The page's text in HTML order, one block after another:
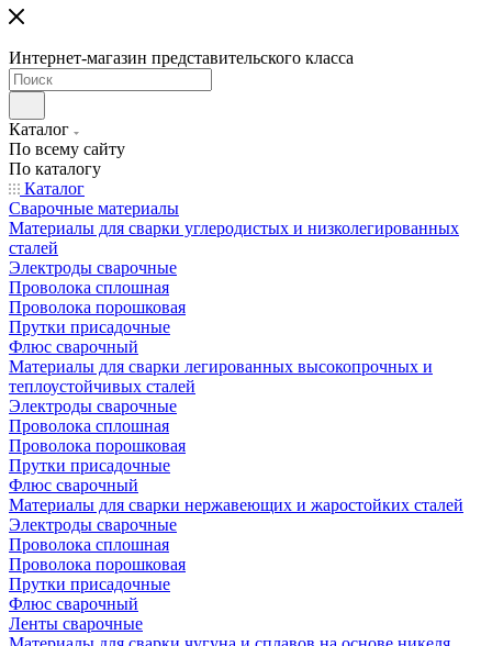
Интернет-магазин представительского класса
Каталог
По всему сайту
По каталогу
Каталог
Сварочные материалы
Материалы для сварки углеродистых и низколегированных
сталей
Электроды сварочные
Проволока сплошная
Проволока порошковая
Прутки присадочные
Флюс сварочный
Материалы для сварки легированных высокопрочных и
теплоустойчивых сталей
Электроды сварочные
Проволока сплошная
Проволока порошковая
Прутки присадочные
Флюс сварочный
Материалы для сварки нержавеющих и жаростойких сталей
Электроды сварочные
Проволока сплошная
Проволока порошковая
Прутки присадочные
Флюс сварочный
Ленты сварочные